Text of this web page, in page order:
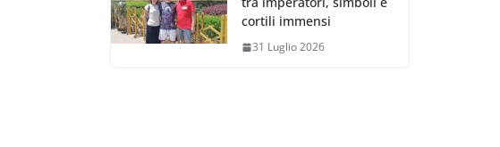
cortili immensi
31 Luglio 2026